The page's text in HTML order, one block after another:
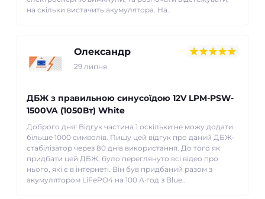
на скільки вистачить акумулятора. На..
Олександр
29 липня
ДБЖ з правильною синусоїдою 12V LPM-PSW-
1500VA (1050Вт) White
Доброго дня! Відгук частина 1 оскільки не можу додати
більше 1000 символів. Пишу цей відгук про даний ДБЖ-
стабілізатор через 80 днів використання. До того як
придбати цей ДБЖ, було переглянуто всі відео про
нього, які є в інтернеті. Він був придбаний разом з
акумулятором LiFePO4 на 100 А·год з Blue..